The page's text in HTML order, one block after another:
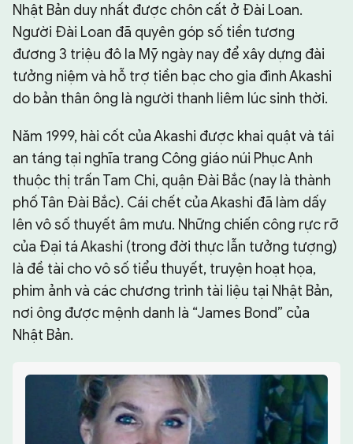
Nhật Bản duy nhất được chôn cất ở Đài Loan.
Người Đài Loan đã quyên góp số tiền tương
đương 3 triệu đô la Mỹ ngày nay để xây dựng đài
tưởng niệm và hỗ trợ tiền bạc cho gia đình Akashi
do bản thân ông là người thanh liêm lúc sinh thời.
Năm 1999, hài cốt của Akashi được khai quật và tái
an táng tại nghĩa trang Công giáo núi Phục Anh
thuộc thị trấn Tam Chi, quận Đài Bắc (nay là thành
phố Tân Đài Bắc). Cái chết của Akashi đã làm dấy
lên vô số thuyết âm mưu. Những chiến công rực rỡ
của Đại tá Akashi (trong đời thực lẫn tưởng tượng)
là đề tài cho vô số tiểu thuyết, truyện hoạt họa,
phim ảnh và các chương trình tài liệu tại Nhật Bản,
nơi ông được mệnh danh là “James Bond” của
Nhật Bản.